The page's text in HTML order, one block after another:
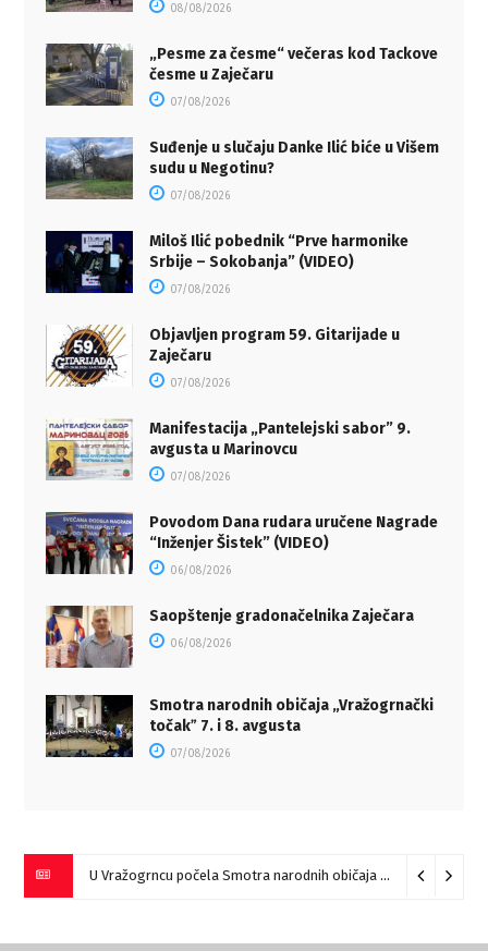
08/08/2026
„Pesme za česme“ večeras kod Tackove
česme u Zaječaru
07/08/2026
Suđenje u slučaju Danke Ilić biće u Višem
sudu u Negotinu?
07/08/2026
Miloš Ilić pobednik “Prve harmonike
Srbije – Sokobanja” (VIDEO)
07/08/2026
Objavljen program 59. Gitarijade u
Zaječaru
07/08/2026
Manifestacija „Pantelejski sabor” 9.
avgusta u Marinovcu
07/08/2026
Povodom Dana rudara uručene Nagrade
“Inženjer Šistek” (VIDEO)
06/08/2026
Saopštenje gradonačelnika Zaječara
06/08/2026
Smotra narodnih običaja „Vražogrnački
točakˮ 7. i 8. avgusta
07/08/2026
U Vražogrncu počela Smotra narodnih običaja „Vražogrnački točak“